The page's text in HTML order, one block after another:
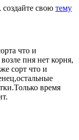
создайте свою тему
что и
пня нет корня,
сорт что и
время